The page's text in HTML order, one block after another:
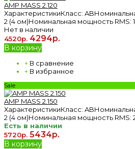
AMP MASS 2.120
ХарактеристикиКласс:
2 (4 ом)Номинальная мощность RMS:
Нет в наличии
4520р. 4294р.
В корзину
+ В сравнение
+ В избранное
Sale
AMP MASS 2.150
ХарактеристикиКласс:
2 (4 ом)Номинальная мощность RMS:
Есть в наличии
5720р. 5434р.
В корзину